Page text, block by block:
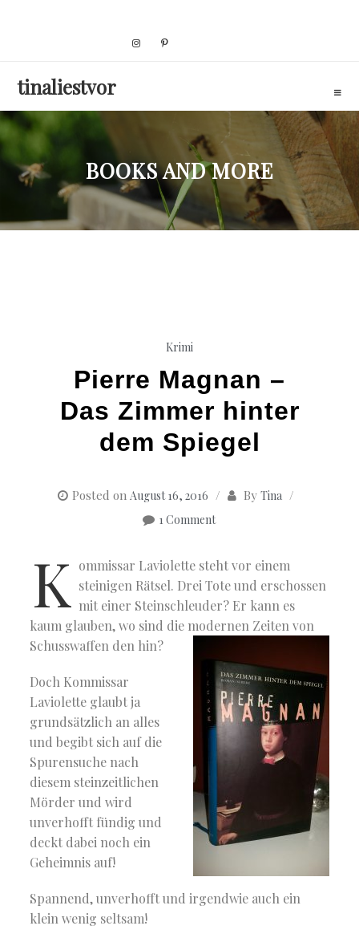
tinaliestvor
BOOKS AND MORE
Krimi
Pierre Magnan –
Das Zimmer hinter
dem Spiegel
Posted on August 16, 2016 By Tina
1 Comment
K ommissar Laviolette steht vor einem
steinigen Rätsel. Drei Tote und erschossen
mit einer Steinschleuder? Er kann es
kaum glauben, wo sind die modernen Zeiten von
Schusswaffen den hin?
Doch Kommissar
Laviolette glaubt ja
grundsätzlich an alles
und begibt sich auf die
Spurensuche nach
diesem steinzeitlichen
Mörder und wird
unverhofft fündig und
deckt dabei noch ein
Geheimnis auf!
Spannend, unverhofft und irgendwie auch ein
klein wenig seltsam!